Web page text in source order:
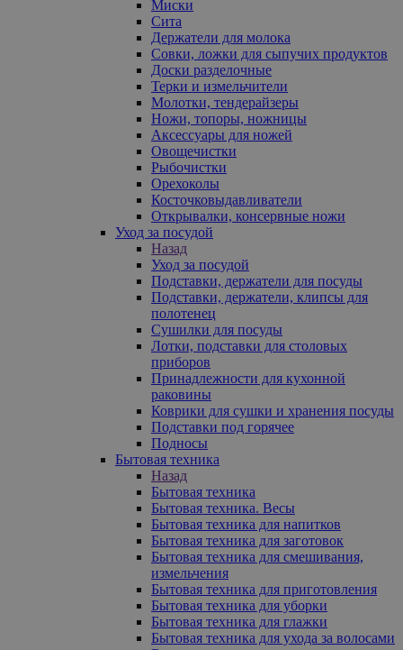
Миски
Сита
Держатели для молока
Совки, ложки для сыпучих продуктов
Доски разделочные
Терки и измельчители
Молотки, тендерайзеры
Ножи, топоры, ножницы
Аксессуары для ножей
Овощечистки
Рыбочистки
Орехоколы
Косточковыдавливатели
Открывалки, консервные ножи
Уход за посудой
Назад
Уход за посудой
Подставки, держатели для посуды
Подставки, держатели, клипсы для
полотенец
Сушилки для посуды
Лотки, подставки для столовых
приборов
Принадлежности для кухонной
раковины
Коврики для сушки и хранения посуды
Подставки под горячее
Подносы
Бытовая техника
Назад
Бытовая техника
Бытовая техника. Весы
Бытовая техника для напитков
Бытовая техника для заготовок
Бытовая техника для смешивания,
измельчения
Бытовая техника для приготовления
Бытовая техника для уборки
Бытовая техника для глажки
Бытовая техника для ухода за волосами